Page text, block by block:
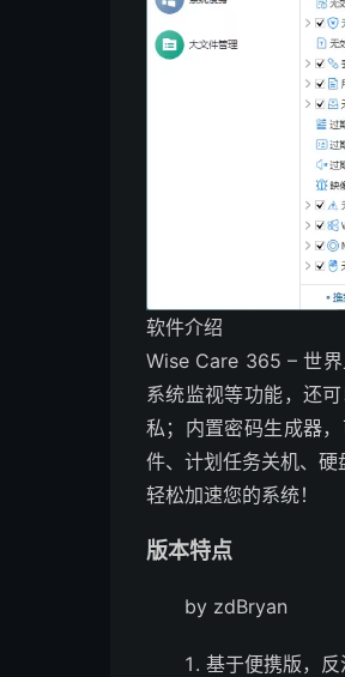
软件介绍
Wise Care 365 – 世界
系统监视等功能，还
私；内置密码生成器
件、计划任务关机、硬
轻松加速您的系统！
版本特点
by zdBryan
基于便携版，